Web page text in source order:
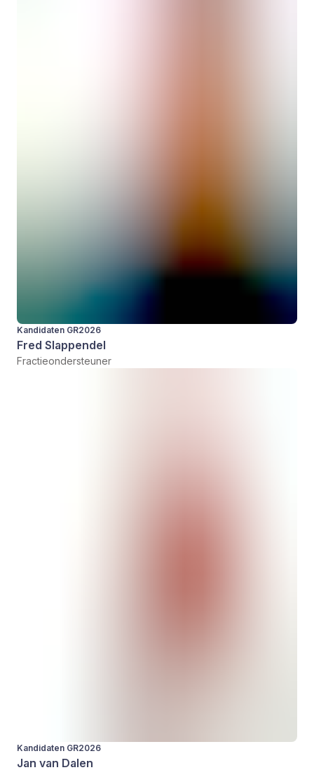
Kandidaten GR2026
Fred Slappendel
Fractieondersteuner
Kandidaten GR2026
Jan van Dalen